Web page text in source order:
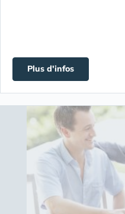
Plus d'infos